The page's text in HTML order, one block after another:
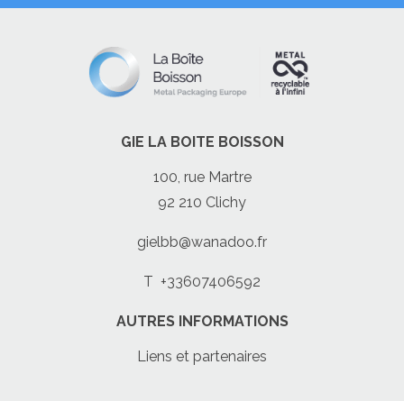
GIE LA BOITE BOISSON
100, rue Martre
92 210 Clichy
gielbb@wanadoo.fr
T +33607406592
AUTRES INFORMATIONS
Liens et partenaires